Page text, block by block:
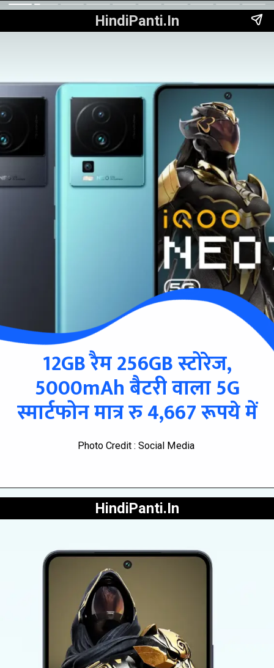
12GB रैम 256GB स्टोरेज,
5000mAh बैटरी वाला 5G
स्मार्टफोन मात्र रु 4,667 रूपये में
HindiPanti.In
Photo Credit : Social Media
HindiPanti.In